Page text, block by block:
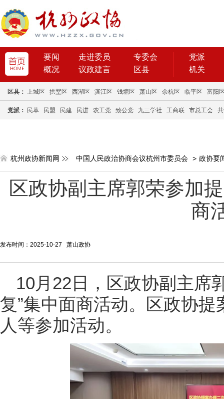
要闻 走进委员
专委会
概况
议政建言 区县
党派
机关
区县： 上城区 拱墅区 西湖区 滨江区 钱塘区 萧山区 余杭区 临平区 富阳
党派： 民革 民盟 民建 民进 农工党 致公党 九三学社 工商联 市总工会
杭州政协新闻网 中国人民政治协商会议杭州市委员会 > 政协要
区政协副主席郭荣参加
商
发布时间：2025-10-27 萧山政协
10月22日，区政协副主席
复”集中面商活动。区政协
人等参加活动。